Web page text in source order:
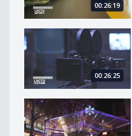
00:26:19
L&#039;actualité
00:26:25
La rétrospective